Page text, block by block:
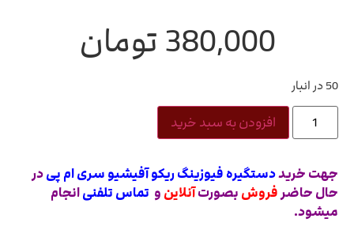
380,000 تومان
50 در انبار
افزودن به سبد خرید
جهت خریددستگیره فیوزینگ ریکو آفیشیو سری ام پیدر
حال حاضرفروش بصورتآنلاین و تماس تلفنیانجام
میشود.